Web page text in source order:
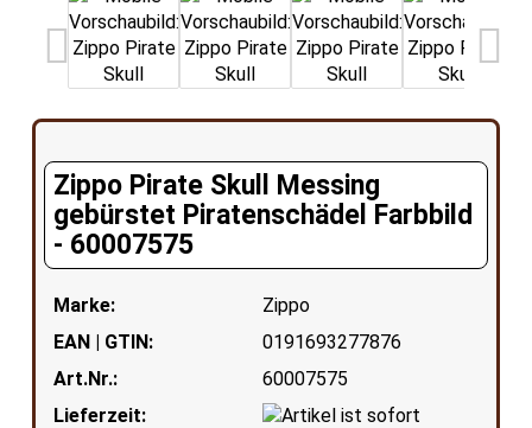
Zippo Pirate Skull Messing
gebürstet Piratenschädel Farbbild
- 60007575
Marke:
Zippo
EAN | GTIN:
0191693277876
Art.Nr.:
60007575
Lieferzeit: